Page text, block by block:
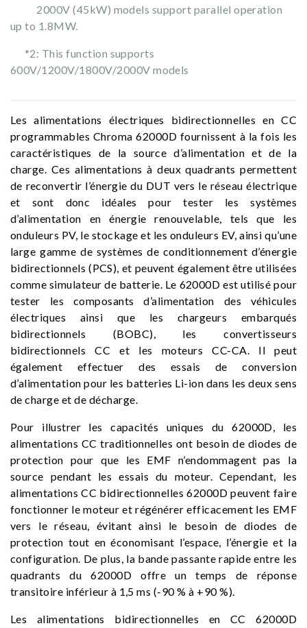
2000V (45kW) models support parallel operation
up to 1.8MW.
*2: This function supports
600V/1200V/1800V/2000V models
Les alimentations électriques bidirectionnelles en CC
programmables Chroma 62000D fournissent à la fois les
caractéristiques de la source d’alimentation et de la
charge. Ces alimentations à deux quadrants permettent
de reconvertir l’énergie du DUT vers le réseau électrique
et sont donc idéales pour tester les systèmes
d’alimentation en énergie renouvelable, tels que les
onduleurs PV, le stockage et les onduleurs EV, ainsi qu’une
large gamme de systèmes de conditionnement d’énergie
bidirectionnels (PCS), et peuvent également être utilisées
comme simulateur de batterie. Le 62000D est utilisé pour
tester les composants d’alimentation des véhicules
électriques ainsi que les chargeurs embarqués
bidirectionnels (BOBC), les convertisseurs
bidirectionnels CC et les moteurs CC-CA. Il peut
également effectuer des essais de conversion
d’alimentation pour les batteries Li-ion dans les deux sens
de charge et de décharge.
Pour illustrer les capacités uniques du 62000D, les
alimentations CC traditionnelles ont besoin de diodes de
protection pour que les EMF n’endommagent pas la
source pendant les essais du moteur. Cependant, les
alimentations CC bidirectionnelles 62000D peuvent faire
fonctionner le moteur et régénérer efficacement les EMF
vers le réseau, évitant ainsi le besoin de diodes de
protection tout en économisant l’espace, l’énergie et la
configuration. De plus, la bande passante rapide entre les
quadrants du 62000D offre un temps de réponse
transitoire inférieur à 1,5 ms (-90 % à +90 %).
Les alimentations bidirectionnelles en CC 62000D